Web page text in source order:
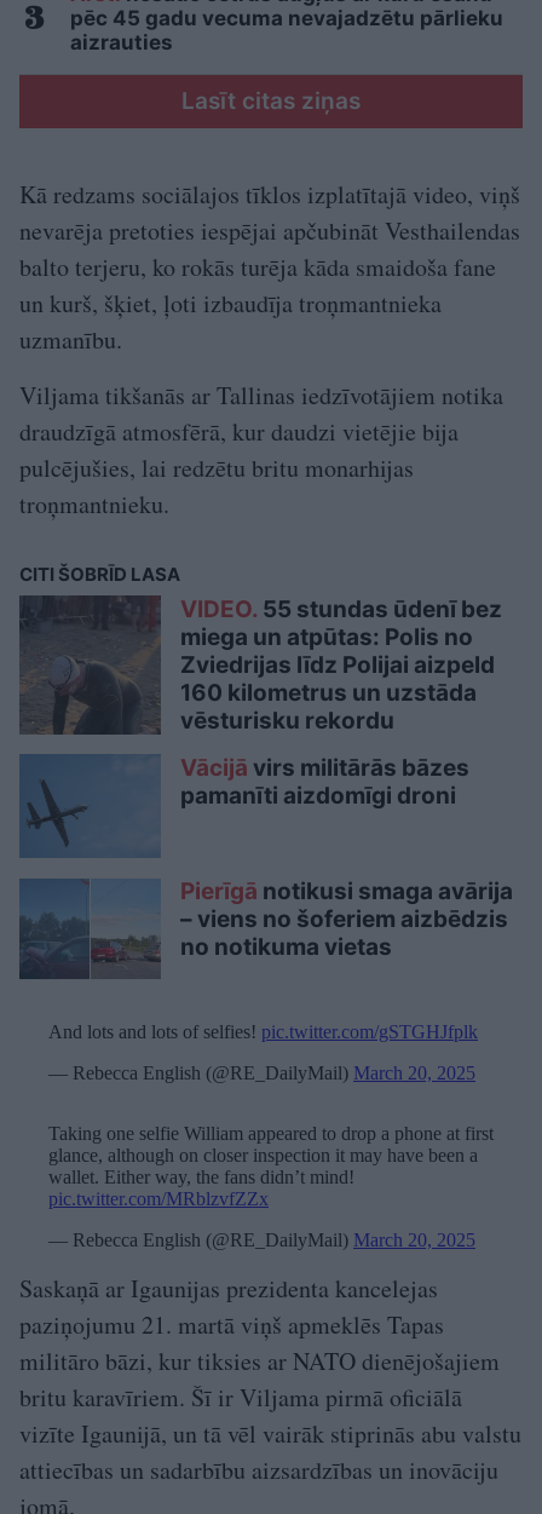
pēc 45 gadu vecuma nevajadzētu pārlieku
aizrauties
Lasīt citas ziņas
Kā redzams sociālajos tīklos izplatītajā video, viņš
nevarēja pretoties iespējai apčubināt Vesthailendas
balto terjeru, ko rokās turēja kāda smaidoša fane
un kurš, šķiet, ļoti izbaudīja troņmantnieka
uzmanību.
Viljama tikšanās ar Tallinas iedzīvotājiem notika
draudzīgā atmosfērā, kur daudzi vietējie bija
pulcējušies, lai redzētu britu monarhijas
troņmantnieku.
CITI ŠOBRĪD LASA
VIDEO. 55 stundas ūdenī bez
miega un atpūtas: Polis no
Zviedrijas līdz Polijai aizpeld
160 kilometrus un uzstāda
vēsturisku rekordu
Vācijā virs militārās bāzes
pamanīti aizdomīgi droni
Pierīgā notikusi smaga avārija
– viens no šoferiem aizbēdzis
no notikuma vietas
And lots and lots of selfies! pic.twitter.com/gSTGHJfplk
— Rebecca English (@RE_DailyMail) March 20, 2025
Taking one selfie William appeared to drop a phone at first
glance, although on closer inspection it may have been a
wallet. Either way, the fans didn’t mind!
pic.twitter.com/MRblzvfZZx
— Rebecca English (@RE_DailyMail) March 20, 2025
Saskaņā ar Igaunijas prezidenta kancelejas
paziņojumu 21. martā viņš apmeklēs Tapas
militāro bāzi, kur tiksies ar NATO dienējošajiem
britu karavīriem. Šī ir Viljama pirmā oficiālā
vizīte Igaunijā, un tā vēl vairāk stiprinās abu valstu
attiecības un sadarbību aizsardzības un inovāciju
jomā.